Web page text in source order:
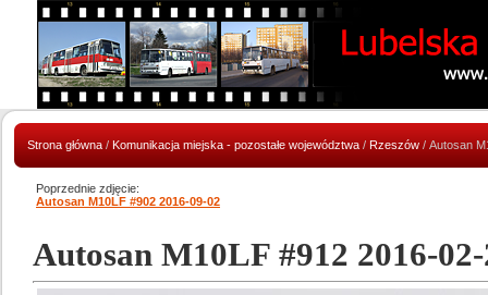
Strona główna / Komunikacja miejska - pozostałe województwa / Rzeszów / Autosan
Poprzednie zdjęcie:
Autosan M10LF #902 2016-09-02
Autosan M10LF #912 2016-